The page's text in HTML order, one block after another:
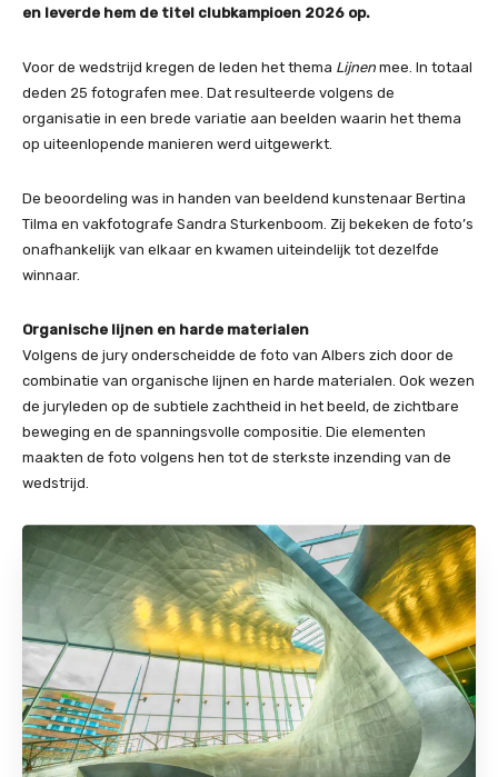
en leverde hem de titel clubkampioen 2026 op.
Voor de wedstrijd kregen de leden het thema Lijnen mee. In totaal
deden 25 fotografen mee. Dat resulteerde volgens de
organisatie in een brede variatie aan beelden waarin het thema
op uiteenlopende manieren werd uitgewerkt.
De beoordeling was in handen van beeldend kunstenaar Bertina
Tilma en vakfotografe Sandra Sturkenboom. Zij bekeken de foto’s
onafhankelijk van elkaar en kwamen uiteindelijk tot dezelfde
winnaar.
Organische lijnen en harde materialen
Volgens de jury onderscheidde de foto van Albers zich door de
combinatie van organische lijnen en harde materialen. Ook wezen
de juryleden op de subtiele zachtheid in het beeld, de zichtbare
beweging en de spanningsvolle compositie. Die elementen
maakten de foto volgens hen tot de sterkste inzending van de
wedstrijd.